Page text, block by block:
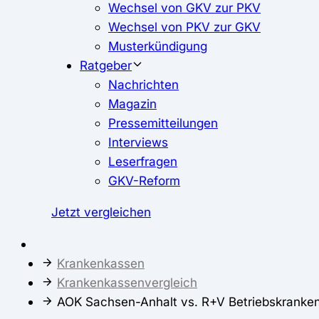
Wechsel von GKV zur PKV
Wechsel von PKV zur GKV
Musterkündigung
Ratgeber
Nachrichten
Magazin
Pressemitteilungen
Interviews
Leserfragen
GKV-Reform
Jetzt vergleichen
Krankenkassen
Krankenkassenvergleich
AOK Sachsen-Anhalt vs. R+V